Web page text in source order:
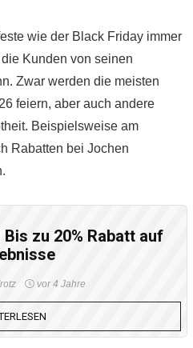
wie der Black Friday immer
Kunden von seinen
Zwar werden die meisten
feiern, aber auch andere
Beispielsweise am
Rabatten bei Jochen
Bis zu 20% Rabatt auf
vor 4 Jahre